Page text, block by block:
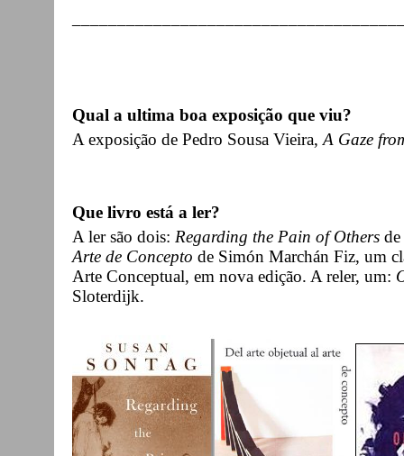
Qual a ultima boa exposição que viu?
A exposição de Pedro Sousa Vieira, A Gaze
Que livro está a ler?
A ler são dois: Regarding the Pain of Others
Arte de Concepto de Simón Marchán Fiz, um
Arte Conceptual, em nova edição. A reler, um:
Sloterdijk.